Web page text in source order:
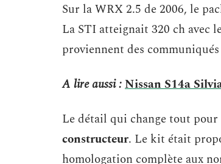
Sur la WRX 2.5 de 2006, le
La STI atteignait 320 ch avec
proviennent des
A lire aussi :Nissan S14a
Le détail qui change tout pour
constructeur. Le kit était
homologation complète aux